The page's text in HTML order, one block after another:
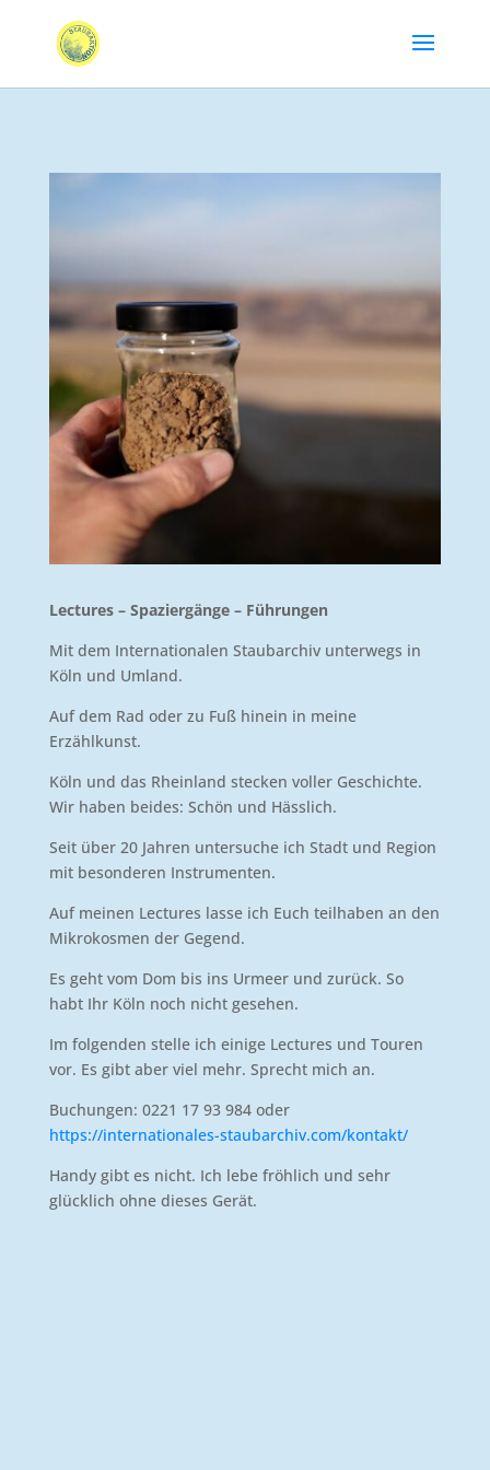
Lectures – Spaziergänge – Führungen
Mit dem Internationalen Staubarchiv unterwegs in
Köln und Umland.
Auf dem Rad oder zu Fuß hinein in meine
Erzählkunst.
Köln und das Rheinland stecken voller Geschichte.
Wir haben beides: Schön und Hässlich.
Seit über 20 Jahren untersuche ich Stadt und Region
mit besonderen Instrumenten.
Auf meinen Lectures lasse ich Euch teilhaben an den
Mikrokosmen der Gegend.
Es geht vom Dom bis ins Urmeer und zurück. So
habt Ihr Köln noch nicht gesehen.
Im folgenden stelle ich einige Lectures und Touren
vor. Es gibt aber viel mehr. Sprecht mich an.
Buchungen: 0221 17 93 984 oder
https://internationales-staubarchiv.com/kontakt/
Handy gibt es nicht. Ich lebe fröhlich und sehr
glücklich ohne dieses Gerät.